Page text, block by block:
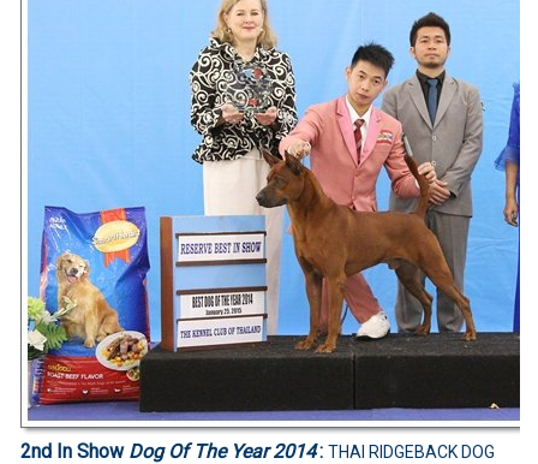
2nd In Show Dog Of The Year 2014: THAI RIDGEBACK DOG